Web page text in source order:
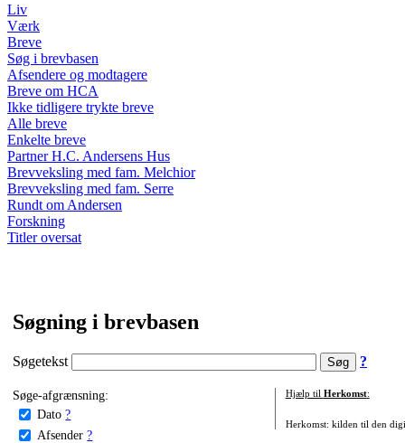
Liv
Værk
Breve
Søg i brevbasen
Afsendere og modtagere
Breve om HCA
Ikke tidligere trykte breve
Alle breve
Enkelte breve
Partner H.C. Andersens Hus
Brevveksling med fam. Melchior
Brevveksling med fam. Serre
Rundt om Andersen
Forskning
Titler oversat
Søgning i brevbasen
Søgetekst ?
Søge-afgrænsning:
Dato ?
Afsender ?
Hjælp til Herkomst:
Herkomst: kilden til den